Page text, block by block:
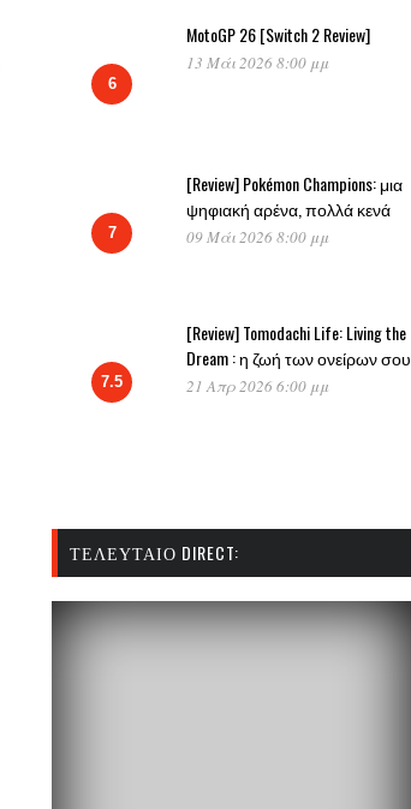
6
MotoGP 26 [Switch 2 Review]
13 Μάι 2026 8:00 μμ
7
[Review] Pokémon Champions: μια
ψηφιακή αρένα, πολλά κενά
09 Μάι 2026 8:00 μμ
7.5
[Review] Tomodachi Life: Living the
Dream : η ζωή των ονείρων σου
21 Απρ 2026 6:00 μμ
ΤΕΛΕΥΤΑΊΟ DIRECT: